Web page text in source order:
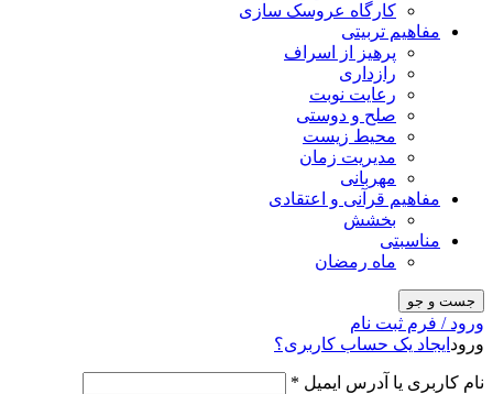
کارگاه عروسک سازی
مفاهیم تربیتی
پرهیز از اسراف
رازداری
رعایت نوبت
صلح و دوستی
محیط زیست
مدیریت زمان
مهربانی
مفاهیم قرآنی و اعتقادی
بخشش
مناسبتی
ماه رمضان
جست و جو
ورود / فرم ثبت نام
ورود ایجاد یک حساب کاربری؟
نام کاربری یا آدرس ایمیل *